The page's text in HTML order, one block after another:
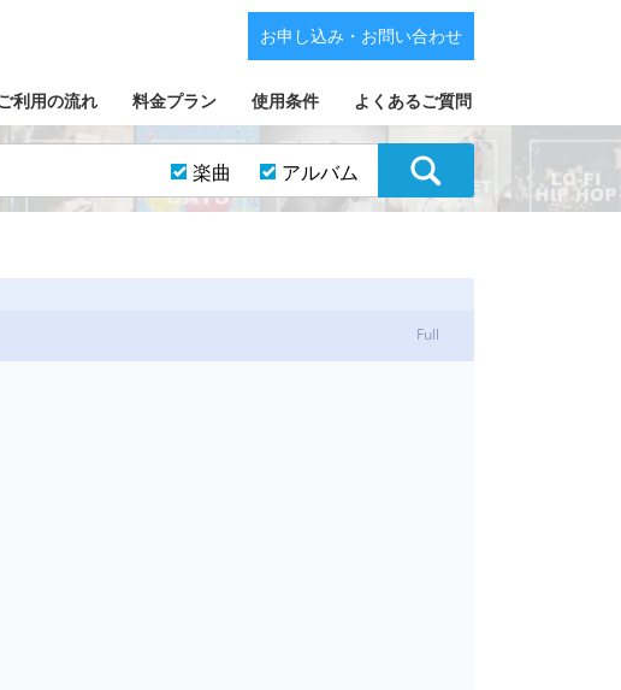
利用の流れ 料金プラン 使用条件 よくあるご質問
お申し込み・お問い合わせ
楽曲 アルバム
Full